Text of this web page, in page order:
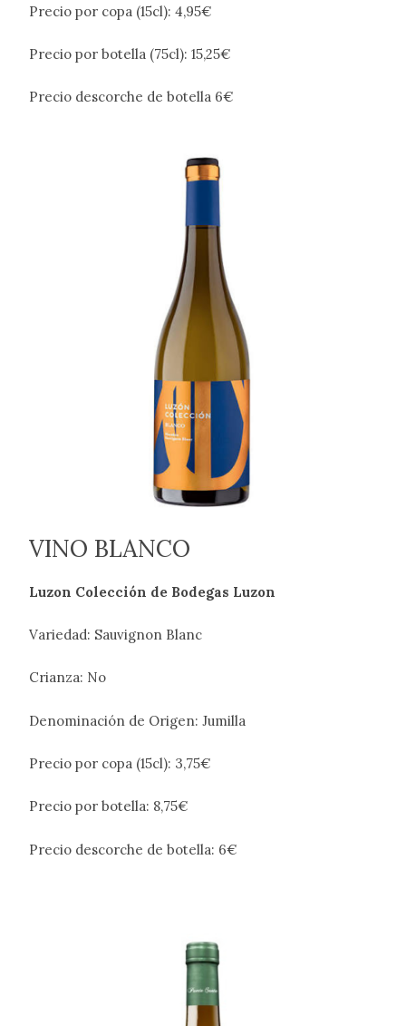
Precio por copa (15cl): 4,95€
Precio por botella (75cl): 15,25€
Precio descorche de botella 6€
VINO BLANCO
Luzon Colección de Bodegas Luzon
Variedad: Sauvignon Blanc
Crianza: No
Denominación de Origen: Jumilla
Precio por copa (15cl): 3,75€
Precio por botella: 8,75€
Precio descorche de botella: 6€